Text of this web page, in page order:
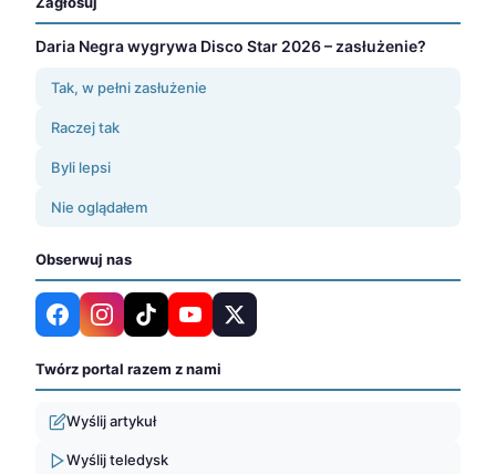
Daria Negra wygrywa Disco Star 2026 – zasłużenie?
Tak, w pełni zasłużenie
Raczej tak
Byli lepsi
Nie oglądałem
Obserwuj nas
Twórz portal razem z nami
Wyślij artykuł
Wyślij teledysk